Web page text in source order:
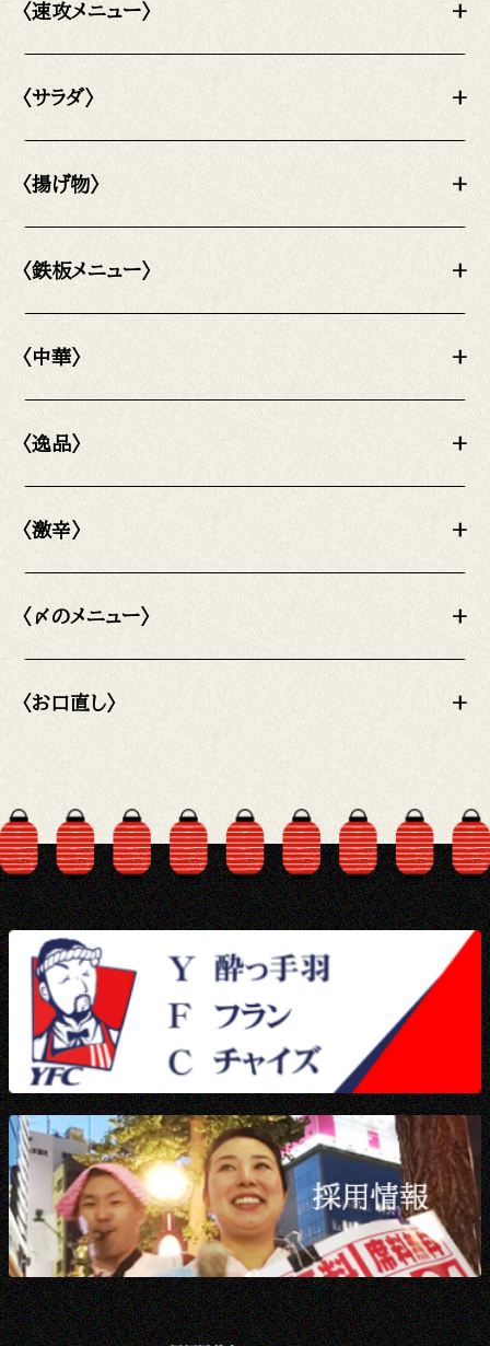
〈速攻メニュー〉 +
〈サラダ〉 +
〈揚げ物〉 +
〈鉄板メニュー〉 +
〈中華〉 +
〈逸品〉 +
〈激辛〉 +
〈〆のメニュー〉 +
〈お口直し〉 +